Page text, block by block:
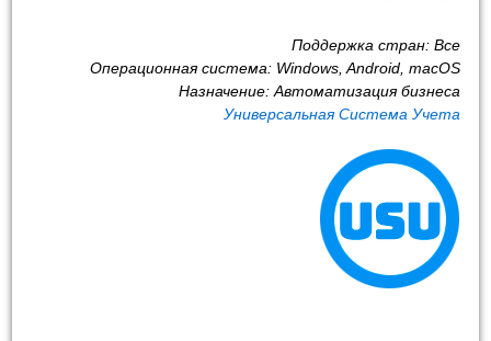
Поддержка стран: Все
Операционная система: Windows, Android, macOS
Назначение: Автоматизация бизнеса
Универсальная Система Учета